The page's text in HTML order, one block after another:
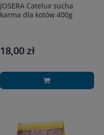
JOSERA Catelux sucha
karma dla kotów 400g
18,00 zł